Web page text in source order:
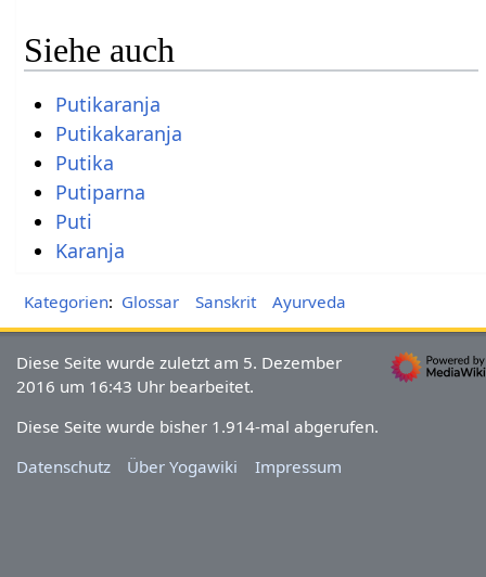
Siehe auch
Putikaranja
Putikakaranja
Putika
Putiparna
Puti
Karanja
Kategorien: Glossar Sanskrit Ayurveda
Diese Seite wurde zuletzt am 5. Dezember
2016 um 16:43 Uhr bearbeitet.
Diese Seite wurde bisher 1.914-mal abgerufen.
Datenschutz
Über Yogawiki Impressum